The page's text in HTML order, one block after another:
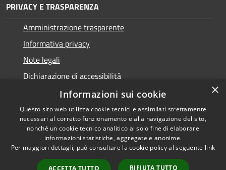
PRIVACY E TRASPARENZA
Amministrazione trasparente
Informativa privacy
Note legali
Dichiarazione di accessibilità
Accessibilità
Privacy
Copyright © 2026 • Comune di
San Nicolò d'Arcidano •
Powered byMunicipium •
Accesso redazione
×
Informazioni sui cookie
Questo sito web utilizza cookie tecnici e assimilati strettamente
necessari al corretto funzionamento e alla navigazione del sito,
nonché un cookie tecnico analitico al solo fine di elaborare
informazioni statistiche, aggregate e anonime.
Per maggiori dettagli, può consultare la cookie policy al seguente link
ACCETTA TUTTO RIFIUTA TUTTO